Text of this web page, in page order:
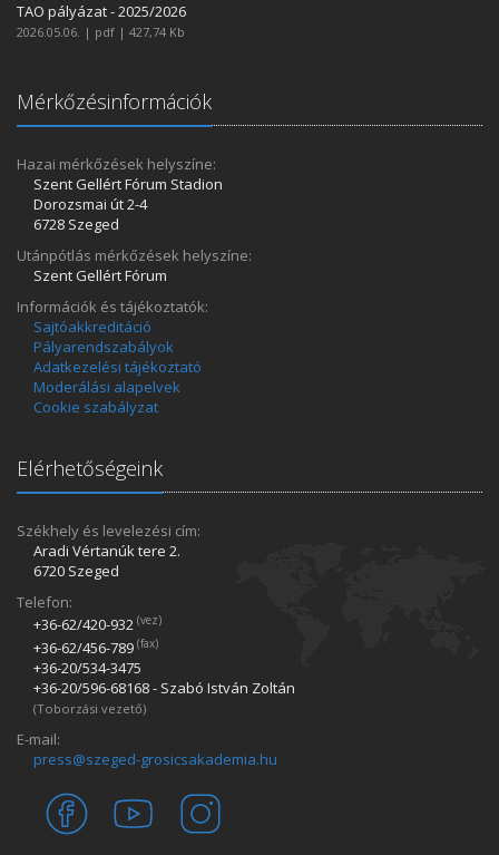
TAO pályázat - 2025/2026
2026.05.06. | pdf | 427,74 Kb
Mérkőzésinformációk
Hazai mérkőzések helyszíne:
Szent Gellért Fórum Stadion
Dorozsmai út 2-4
6728 Szeged
Utánpótlás mérkőzések helyszíne:
Szent Gellért Fórum
Információk és tájékoztatók:
Sajtóakkreditáció
Pályarendszabályok
Adatkezelési tájékoztató
Moderálási alapelvek
Cookie szabályzat
Elérhetőségeink
Székhely és levelezési cím:
Aradi Vértanúk tere 2.
6720 Szeged
Telefon:
+36-62/420­-932 (vez)
+36-62/456­-789 (fax)
+36-20/534­-3475
+36-20/596­-68168 - Szabó István Zoltán
(Toborzási vezető)
E-mail:
press@szeged-grosicsakademia.hu